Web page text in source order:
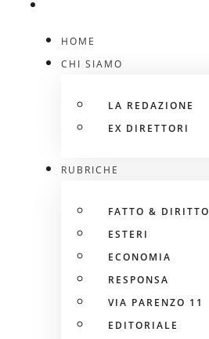
HOME
CHI SIAMO
LA REDAZIONE
EX DIRETTORI
RUBRICHE
FATTO & DIRITTO
ESTERI
ECONOMIA
RESPONSA
VIA PARENZO 11
EDITORIALE